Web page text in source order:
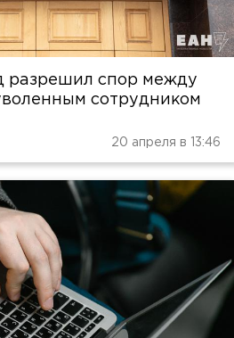
разрешил спор между
сотрудником
20 апреля в 13:46